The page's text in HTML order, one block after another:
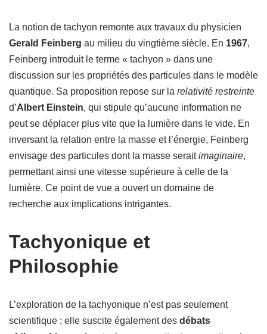
La notion de tachyon remonte aux travaux du physicien
Gerald Feinberg au milieu du vingtième siècle. En 1967,
Feinberg introduit le terme « tachyon » dans une
discussion sur les propriétés des particules dans le modèle
quantique. Sa proposition repose sur la relativité restreinte
d’Albert Einstein, qui stipule qu’aucune information ne
peut se déplacer plus vite que la lumière dans le vide. En
inversant la relation entre la masse et l’énergie, Feinberg
envisage des particules dont la masse seraitimaginaire,
permettant ainsi une vitesse supérieure à celle de la
lumière. Ce point de vue a ouvert un domaine de
recherche aux implications intrigantes.
Tachyonique et
Philosophie
L’exploration de la tachyonique n’est pas seulement
scientifique ; elle suscite également des débats